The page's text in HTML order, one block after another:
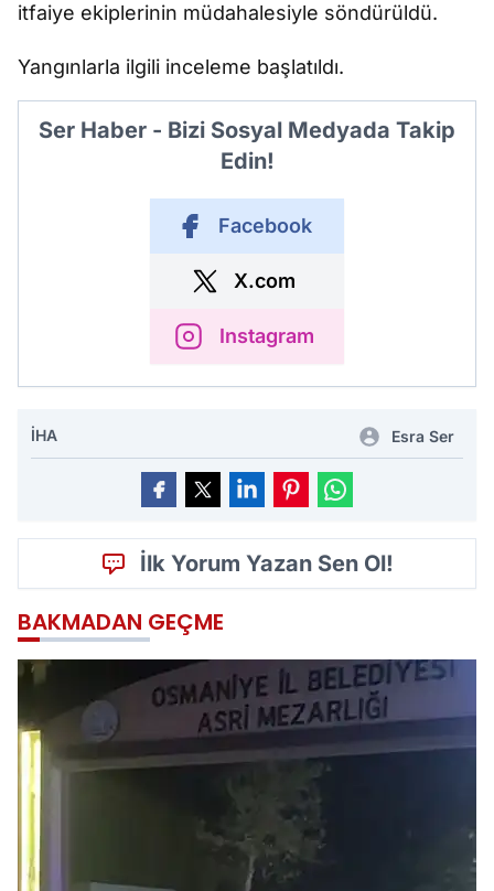
itfaiye ekiplerinin müdahalesiyle söndürüldü.
Yangınlarla ilgili inceleme başlatıldı.
Ser Haber - Bizi Sosyal Medyada Takip
Edin!
Facebook
X.com
Instagram
İHA Esra Ser
İlk Yorum Yazan Sen Ol!
BAKMADAN GEÇME